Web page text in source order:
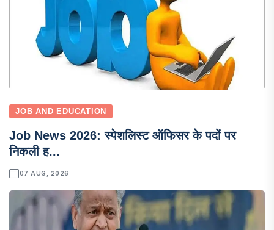
JOB AND EDUCATION
Job News 2026: स्पेशलिस्ट ऑफिसर के पदों पर
निकली ह...
07 AUG, 2026